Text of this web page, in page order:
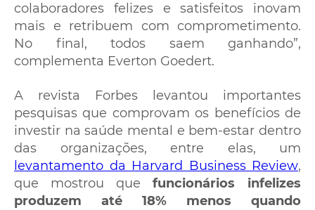
colaboradores felizes e satisfeitos inovam
mais e retribuem com comprometimento.
No final, todos saem ganhando”,
complementa Everton Goedert.
A revista Forbes levantou importantes
pesquisas que comprovam os benefícios de
investir na saúde mental e bem-estar dentro
das organizações, entre elas, um
levantamento da Harvard Business Review,
que mostrou que funcionários infelizes
produzem até 18% menos quando